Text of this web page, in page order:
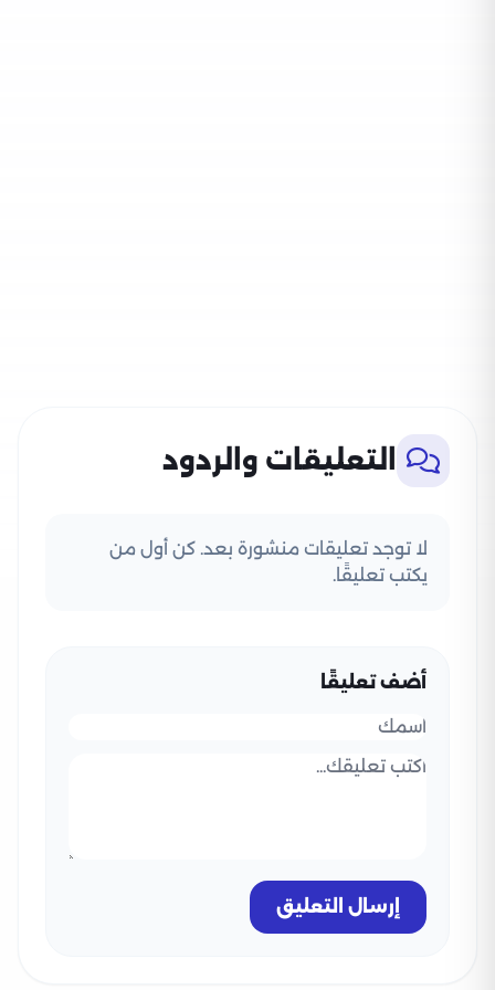
التعليقات والردود
لا توجد تعليقات منشورة بعد. كن أول من
يكتب تعليقًا.
أضف تعليقًا
إرسال التعليق